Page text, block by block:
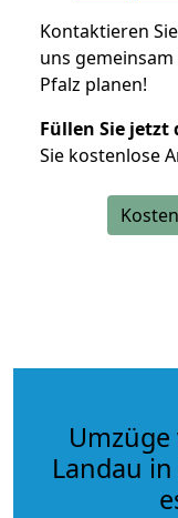
Kontaktieren
uns
Pfalz planen!
Füllen Sie jetzt
Sie kostenlose
Landau